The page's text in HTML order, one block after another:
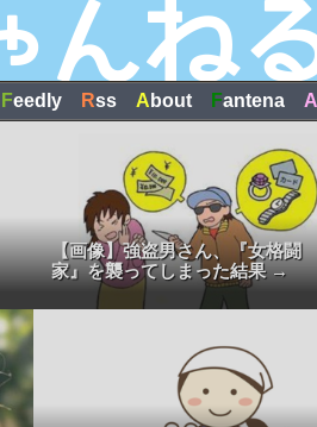
Feedly Rss A bout Fantena A
【画像】強盗男さん、『女格闘
家』を襲ってしまった結果 →